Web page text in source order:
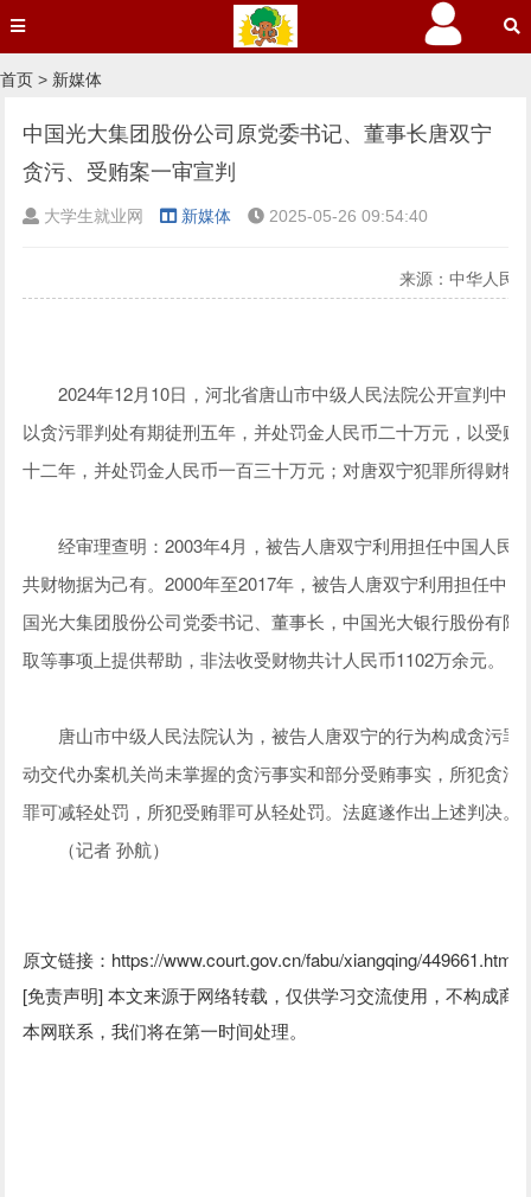
首页 > 新媒体
中国光大集团股份公司原党委书记、董事长唐双宁
贪污、受贿案一审宣判
大学生就业网 新媒体 2025-05-26 09:54:40
来源：中华人民
2024年12月10日，河北省唐山市中级人民法院公开宣判中国
以贪污罪判处有期徒刑五年，并处罚金人民币二十万元，以受
十二年，并处罚金人民币一百三十万元；对唐双宁犯罪所得财
经审理查明：2003年4月，被告人唐双宁利用担任中国人民
共财物据为己有。2000年至2017年，被告人唐双宁利用担任中
国光大集团股份公司党委书记、董事长，中国光大银行股份有
取等事项上提供帮助，非法收受财物共计人民币1102万余元。
唐山市中级人民法院认为，被告人唐双宁的行为构成贪污罪
动交代办案机关尚未掌握的贪污事实和部分受贿事实，所犯贪
罪可减轻处罚，所犯受贿罪可从轻处罚。法庭遂作出上述判决。
（记者 孙航）
原文链接：https://www.court.gov.cn/fabu/xiangqing/449661.html
[免责声明] 本文来源于网络转载，仅供学习交流使用，不构成
本网联系，我们将在第一时间处理。